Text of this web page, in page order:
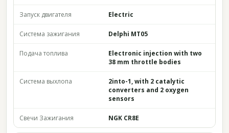
Запуск двигателя Electric
Система зажигания Delphi MT05
Подача топлива
Electronic injection with two
38 mm throttle bodies
Система выхлопа
2into-1, with 2 catalytic
converters and 2 oxygen
sensors
Свечи Зажигания NGK CR8E